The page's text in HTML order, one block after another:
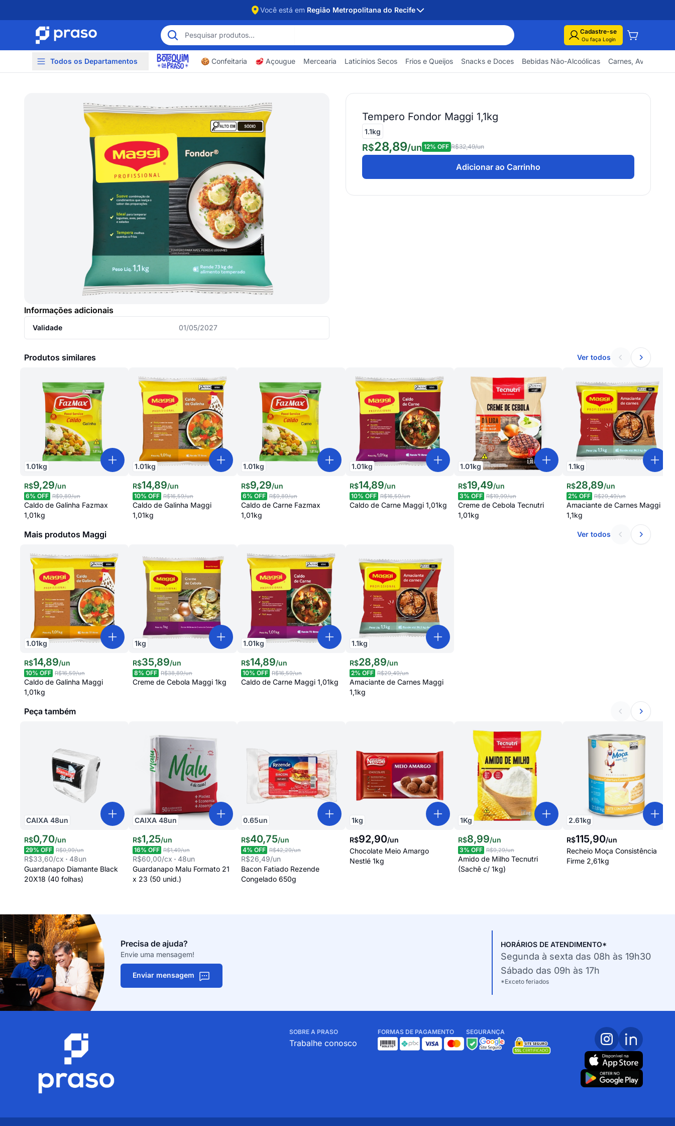
Você está em Região Metropolitana do Recife
Cadastre-se
Ou faça Login
Todos os Departamentos 🍪 Confeitaria 🥩 Açougue Mercearia Laticínios Secos Frios e Queijos Snacks e Doces Bebidas Não-Alcoólicas Carnes, Aves e
Informações adicionais
Validade 01/05/2027
1.1kg
Tempero Fondor Maggi 1,1kg
R$28,89/un 12% OFF R$32,49/un
Adicionar ao Carrinho
Produtos similares Ver todos
1.01kg
R$9,29/un
6% OFF R$9,89/un
Caldo de Galinha Fazmax
1,01kg
1.01kg
R$14,89/un
10% OFF R$16,59/un
Caldo de Galinha Maggi
1,01kg
1.01kg
R$9,29/un
6% OFF R$9,89/un
Caldo de Carne Fazmax
1,01kg
1.01kg
R$14,89/un
10% OFF R$16,59/un
Caldo de Carne Maggi 1,01kg
1.01kg
R$19,49/un
3% OFF R$19,99/un
Creme de Cebola Tecnutri
1,01kg
1.1kg
R$28,89/un
2% OFF R$29,49/un
Amaciante de Carnes Maggi
1,1kg
Mais produtos Maggi Ver todos
1.01kg
R$14,89/un
10% OFF R$16,59/un
Caldo de Galinha Maggi
1,01kg
1kg
R$35,89/un
8% OFF R$38,89/un
Creme de Cebola Maggi 1kg
1.01kg
R$14,89/un
10% OFF R$16,59/un
Caldo de Carne Maggi 1,01kg
1.1kg
R$28,89/un
2% OFF R$29,49/un
Amaciante de Carnes Maggi
1,1kg
Peça também
CAIXA 48un
R$0,70/un
29% OFF R$0,99/un
R$33,60/cx 48un
Guardanapo Diamante Black
20X18 (40 folhas)
CAIXA 48un
R$1,25/un
16% OFF R$1,49/un
R$60,00/cx 48un
Guardanapo Malu Formato 21
x 23 (50 unid.)
0.65un
R$40,75/un
4% OFF R$42,29/un
R$26,49/un
Bacon Fatiado Rezende
Congelado 650g
1kg
R$92,90/un
Chocolate Meio Amargo
Nestlé 1kg
1Kg
R$8,99/un
3% OFF R$9,29/un
Amido de Milho Tecnutri
(Sachê c/ 1kg)
2.61kg
R$115,90/un
Recheio Moça Consistência
Firme 2,61kg
Precisa de ajuda?
Envie uma mensagem!
Enviar mensagem
HORÁRIOS DE ATENDIMENTO*
Segunda à sexta das 08h às 19h30
Sábado das 09h às 17h
*Exceto feriados
SOBRE A PRASO
Trabalhe conosco
FORMAS DE PAGAMENTO SEGURANÇA